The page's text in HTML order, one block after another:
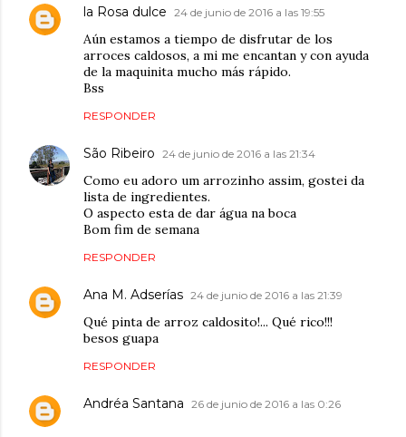
la Rosa dulce 24 de junio de 2016 a las 19:55
Aún estamos a tiempo de disfrutar de los
arroces caldosos, a mi me encantan y con ayuda
de la maquinita mucho más rápido.
Bss
RESPONDER
São Ribeiro 24 de junio de 2016 a las 21:34
Como eu adoro um arrozinho assim, gostei da
lista de ingredientes.
O aspecto esta de dar água na boca
Bom fim de semana
RESPONDER
Ana M. Adserías 24 de junio de 2016 a las 21:39
Qué pinta de arroz caldosito!... Qué rico!!!
besos guapa
RESPONDER
Andréa Santana 26 de junio de 2016 a las 0:26